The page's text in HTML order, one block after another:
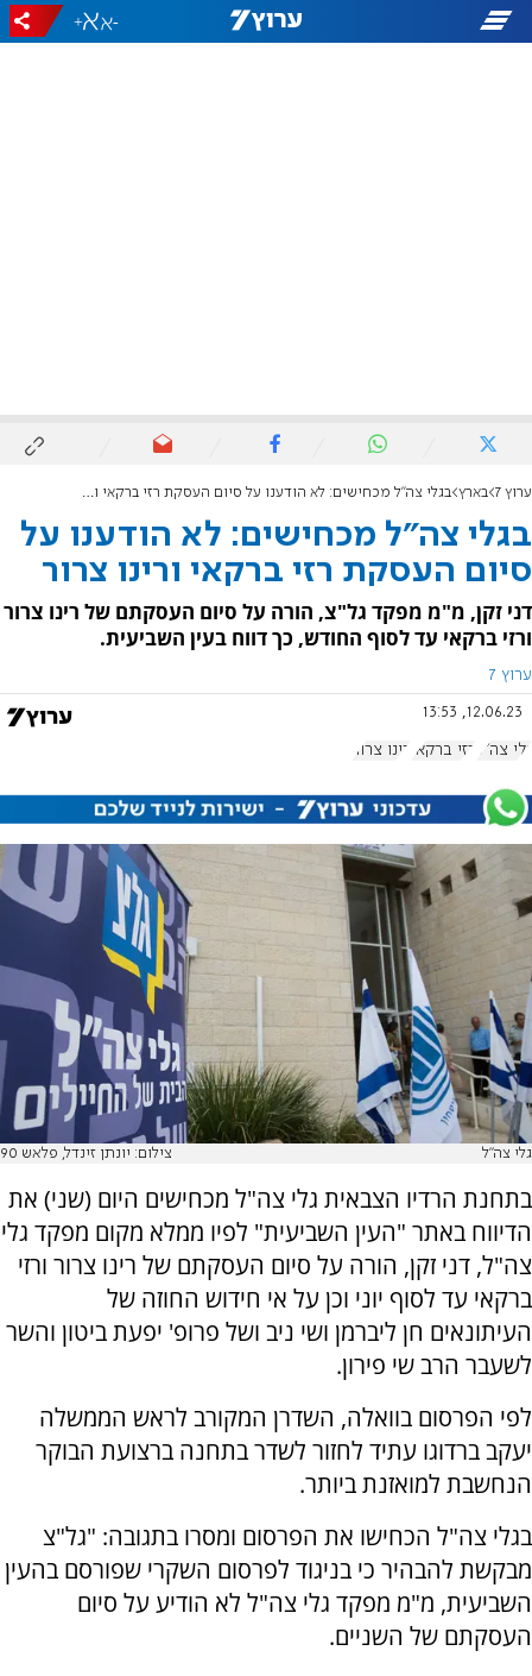
-
+
ערוץ 7 בארץ בגלי צה"ל מכחישים: לא הודענו על סיום העסקת רזי ברקאי ורינו צרור
בגלי צה"ל מכחישים: לא הודענו על
סיום העסקת רזי ברקאי ורינו צרור
דני זקן, מ"מ מפקד גל"צ, הורה על סיום העסקתם של רינו צרור
ורזי ברקאי עד לסוף החודש, כך דווח בעין השביעית.
ערוץ 7
12.06.23, 13:53
גלי צה"ל רזי ברקאי רינו צרור
גלי צה"ל צילום: יונתן זינדל, פלאש 90
בתחנת הרדיו הצבאית גלי צה"ל מכחישים היום (שני) את
הדיווח באתר "העין השביעית" לפיו ממלא מקום מפקד גלי
צה"ל, דני זקן, הורה על סיום העסקתם של רינו צרור ורזי
ברקאי עד לסוף יוני וכן על אי חידוש החוזה של
העיתונאים חן ליברמן ושי ניב ושל פרופ' יפעת ביטון והשר
לשעבר הרב שי פירון.
לפי הפרסום בוואלה, השדרן המקורב לראש הממשלה
יעקב ברדוגו עתיד לחזור לשדר בתחנה ברצועת הבוקר
הנחשבת למואזנת ביותר.
בגלי צה"ל הכחישו את הפרסום ומסרו בתגובה: "גל"צ
מבקשת להבהיר כי בניגוד לפרסום השקרי שפורסם בהעין
השביעית, מ"מ מפקד גלי צה"ל לא הודיע על סיום
העסקתם של השניים.